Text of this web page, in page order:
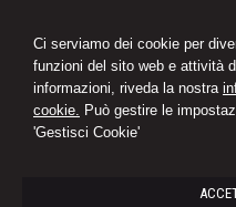
Ci serviamo dei cookie per
funzioni del sito web e attività
informazioni, riveda la nostra
cookie. Può gestire le
'Gestisci Cookie'